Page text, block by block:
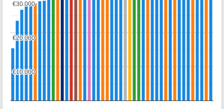
€10.000
€10.000
€20.000
€20.000
€30.000
€30.000